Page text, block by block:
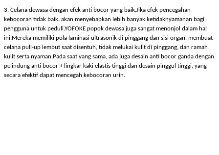
3. Celana dewasa dengan efek anti bocor yang baik.Jika efek pencegahan
kebocoran tidak baik, akan menyebabkan lebih banyak ketidaknyamanan bagi
pengguna untuk peduli.YOFOKE popok dewasa juga sangat menonjol dalam hal
ini.Mereka memiliki pola laminasi ultrasonik di pinggang dan sisi organ, membuat
celana pull-up lembut saat disentuh, tidak melukai kulit di pinggang, dan ramah
kulit serta nyaman.Pada saat yang sama, ada juga desain anti bocor ganda dengan
pelindung anti bocor + lingkar kaki elastis tinggi dan desain pinggul tinggi, yang
secara efektif dapat mencegah kebocoran urin.